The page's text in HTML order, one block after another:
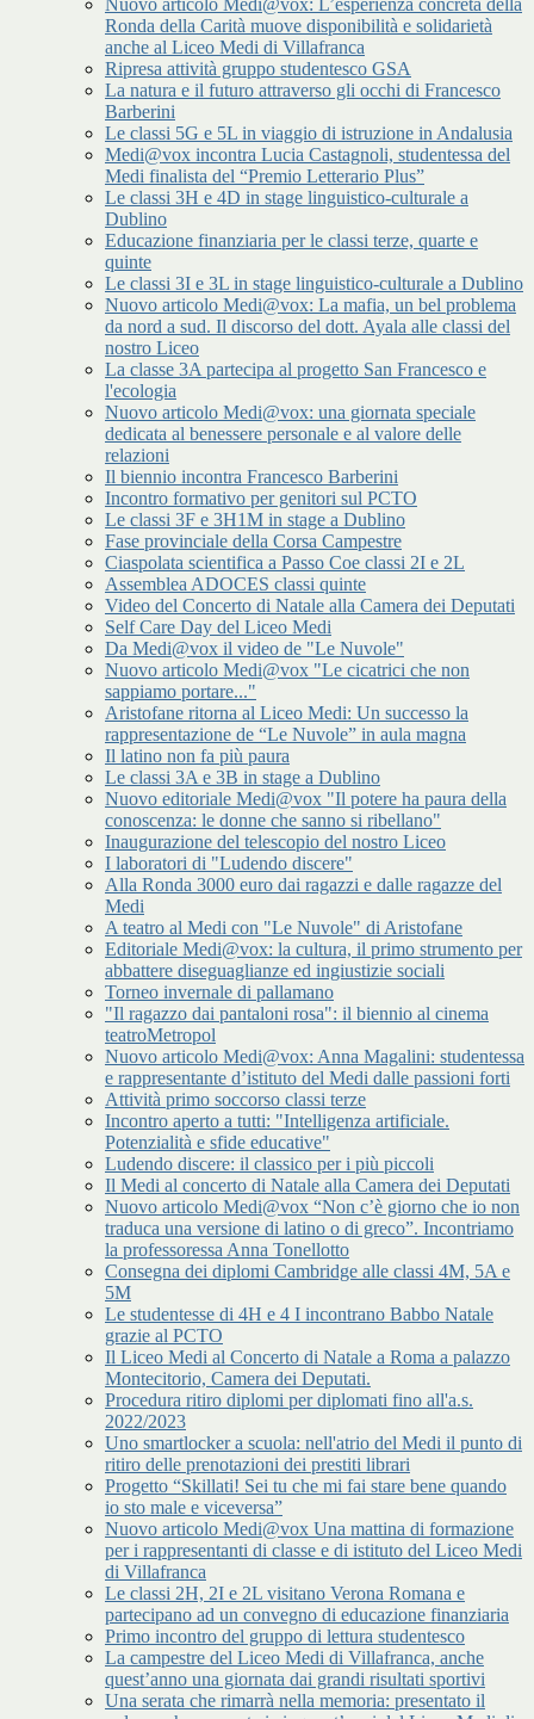
Nuovo articolo Medi@vox: L’esperienza concreta della
Ronda della Carità muove disponibilità e solidarietà
anche al Liceo Medi di Villafranca
Ripresa attività gruppo studentesco GSA
La natura e il futuro attraverso gli occhi di Francesco
Barberini
Le classi 5G e 5L in viaggio di istruzione in Andalusia
Medi@vox incontra Lucia Castagnoli, studentessa del
Medi finalista del “Premio Letterario Plus”
Le classi 3H e 4D in stage linguistico-culturale a
Dublino
Educazione finanziaria per le classi terze, quarte e
quinte
Le classi 3I e 3L in stage linguistico-culturale a Dublino
Nuovo articolo Medi@vox: La mafia, un bel problema
da nord a sud. Il discorso del dott. Ayala alle classi del
nostro Liceo
La classe 3A partecipa al progetto San Francesco e
l'ecologia
Nuovo articolo Medi@vox: una giornata speciale
dedicata al benessere personale e al valore delle
relazioni
Il biennio incontra Francesco Barberini
Incontro formativo per genitori sul PCTO
Le classi 3F e 3H1M in stage a Dublino
Fase provinciale della Corsa Campestre
Ciaspolata scientifica a Passo Coe classi 2I e 2L
Assemblea ADOCES classi quinte
Video del Concerto di Natale alla Camera dei Deputati
Self Care Day del Liceo Medi
Da Medi@vox il video de "Le Nuvole"
Nuovo articolo Medi@vox "Le cicatrici che non
sappiamo portare..."
Aristofane ritorna al Liceo Medi: Un successo la
rappresentazione de “Le Nuvole” in aula magna
Il latino non fa più paura
Le classi 3A e 3B in stage a Dublino
Nuovo editoriale Medi@vox "Il potere ha paura della
conoscenza: le donne che sanno si ribellano"
Inaugurazione del telescopio del nostro Liceo
I laboratori di "Ludendo discere"
Alla Ronda 3000 euro dai ragazzi e dalle ragazze del
Medi
A teatro al Medi con "Le Nuvole" di Aristofane
Editoriale Medi@vox: la cultura, il primo strumento per
abbattere diseguaglianze ed ingiustizie sociali
Torneo invernale di pallamano
"Il ragazzo dai pantaloni rosa": il biennio al cinema
teatroMetropol
Nuovo articolo Medi@vox: Anna Magalini: studentessa
e rappresentante d’istituto del Medi dalle passioni forti
Attività primo soccorso classi terze
Incontro aperto a tutti: "Intelligenza artificiale.
Potenzialità e sfide educative"
Ludendo discere: il classico per i più piccoli
Il Medi al concerto di Natale alla Camera dei Deputati
Nuovo articolo Medi@vox “Non c’è giorno che io non
traduca una versione di latino o di greco”. Incontriamo
la professoressa Anna Tonellotto
Consegna dei diplomi Cambridge alle classi 4M, 5A e
5M
Le studentesse di 4H e 4 I incontrano Babbo Natale
grazie al PCTO
Il Liceo Medi al Concerto di Natale a Roma a palazzo
Montecitorio, Camera dei Deputati.
Procedura ritiro diplomi per diplomati fino all'a.s.
2022/2023
Uno smartlocker a scuola: nell'atrio del Medi il punto di
ritiro delle prenotazioni dei prestiti librari
Progetto “Skillati! Sei tu che mi fai stare bene quando
io sto male e viceversa”
Nuovo articolo Medi@vox Una mattina di formazione
per i rappresentanti di classe e di istituto del Liceo Medi
di Villafranca
Le classi 2H, 2I e 2L visitano Verona Romana e
partecipano ad un convegno di educazione finanziaria
Primo incontro del gruppo di lettura studentesco
La campestre del Liceo Medi di Villafranca, anche
quest’anno una giornata dai grandi risultati sportivi
Una serata che rimarrà nella memoria: presentato il